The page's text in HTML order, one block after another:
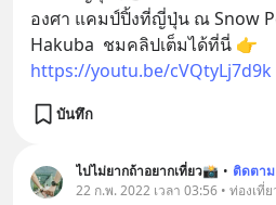
องศา แคมป์ปิ้งที่ญี่ปุ่น ณ Snow
https://youtu.be/cVQtyLj7d9k
บันทึก
ไปไม่ยากถ้าอยากเที่ยว📸 • ติดตาม
22 ก.พ. 2022 เวลา 03:56 • ท่องเที่ย